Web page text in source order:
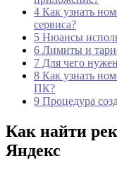
4 Как узнать
сервиса?
5 Нюансы
6 Лимиты и
7 Для чего
8 Как узнать
ПК?
9 Процедура
Как найти
Яндекс